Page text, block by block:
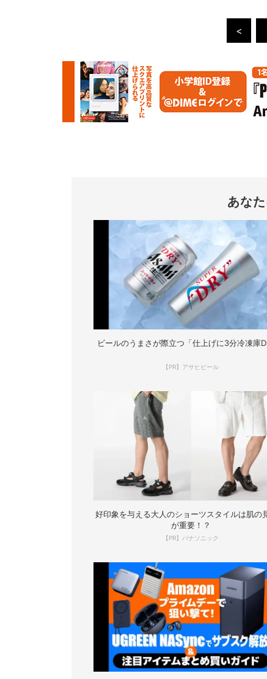
<
あな
ビールのうまさが際立つ「仕上げに3分冷凍庫
【PR】アサヒビール
好印象を与える大人のショーツスタイルは肌の
が重要！？
【PR】パナソニック